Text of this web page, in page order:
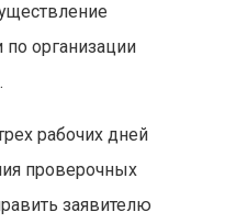
по организации
рабочих дней
проверочных
заявителю